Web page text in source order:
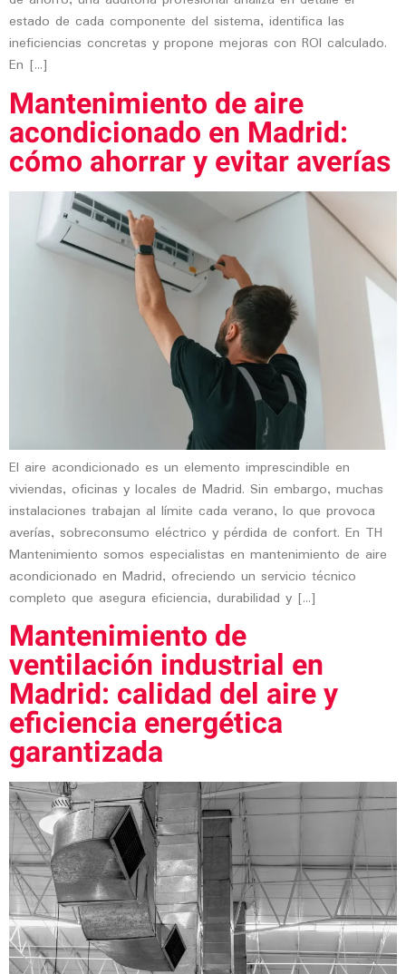
estado de cada componente del sistema, identifica las
ineficiencias concretas y propone mejoras con ROI calculado.
En […]
Mantenimiento de aire
acondicionado en Madrid:
cómo ahorrar y evitar averías
El aire acondicionado es un elemento imprescindible en
viviendas, oficinas y locales de Madrid. Sin embargo, muchas
instalaciones trabajan al límite cada verano, lo que provoca
averías, sobreconsumo eléctrico y pérdida de confort. En TH
Mantenimiento somos especialistas en mantenimiento de aire
acondicionado en Madrid, ofreciendo un servicio técnico
completo que asegura eficiencia, durabilidad y […]
Mantenimiento de
ventilación industrial en
Madrid: calidad del aire y
eficiencia energética
garantizada